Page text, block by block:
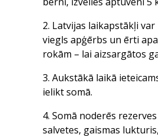
2. Latvijas laikapstākļi
viegls apģērbs un ērti
rokām – lai aizsargātos
3. Aukstākā laikā
ielikt somā.
4. Somā noderēs
salvetes, gaismas